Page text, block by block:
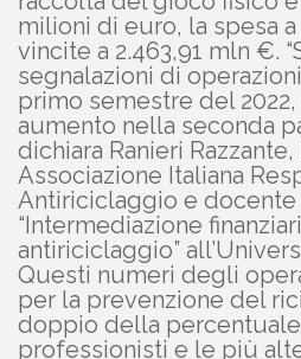
milioni di euro, la spesa
vincite a 2.463,91 mln €.
segnalazioni di
primo semestre del
aumento nella seconda
dichiara Ranieri
Associazione Italiana
Antiriciclaggio e docente
“Intermediazione
antiriciclaggio”
Questi numeri degli
per la prevenzione del
doppio della
professionisti e le più